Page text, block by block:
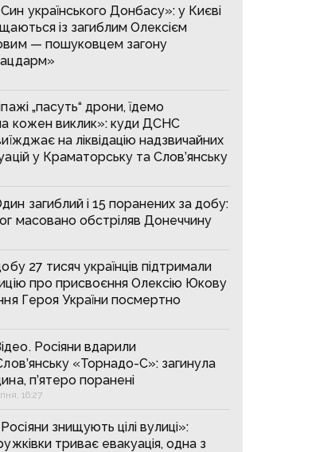
українського Донбасу»: у Києві
із загиблим Олексієм
— пошуковцем загону
„пасуть“ дрони, їдемо
кожен виклик»: куди ДСНС
на ліквідацію надзвичайних
у Краматорську та Слов’янську
загиблий і 15 поранених за добу:
масовано обстріляв Донеччину
27 тисяч українців підтримали
про присвоєння Олексію Юкову
Героя України посмертно
Росіяни вдарили
«Торнадо-С»: загинула
п’ятеро поранені
16:27
знищують цілі вулиці»:
триває евакуація, одна з